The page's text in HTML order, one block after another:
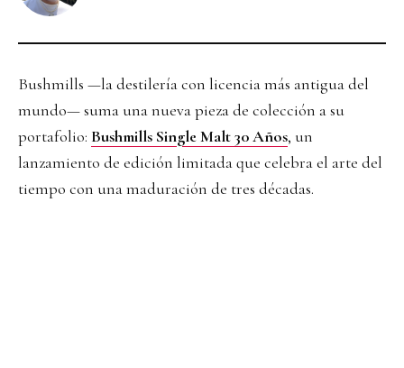
Bushmills —la destilería con licencia más antigua del
mundo— suma una nueva pieza de colección a su
portafolio: Bushmills Single Malt 30 Años, un
lanzamiento de edición limitada que celebra el arte del
tiempo con una maduración de tres décadas.